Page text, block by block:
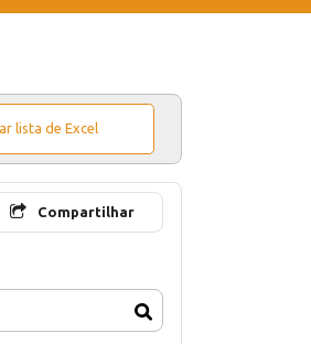
lista de Excel
Compartilhar